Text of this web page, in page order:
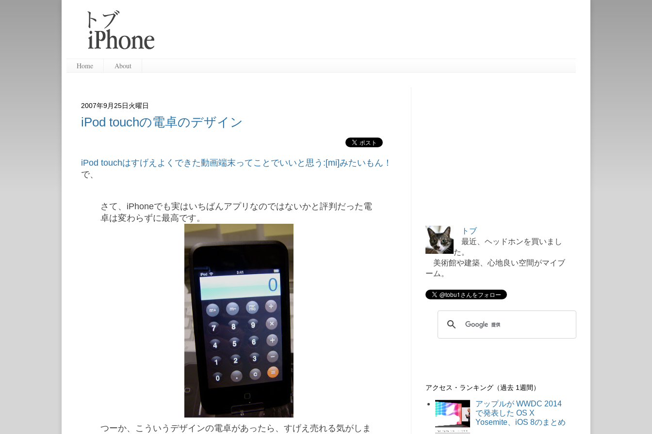
Home About
2007年9月25日火曜日
iPod touchの電卓のデザイン
iPod touchはすげえよくできた動画端末ってことでいいと思う:[mi]みたいもん！
で、
さて、iPhoneでも実はいちばんアプリなのではないかと評判だった電
卓は変わらずに最高です。
つーか、こういうデザインの電卓があったら、すげえ売れる気がしま
トブ
最近、ヘッドホンを買いまし
た。
美術館や建築、心地良い空間がマイブ
ーム。
アクセス・ランキング（過去 1週間）
アップルが WWDC 2014
で発表した OS X
Yosemite、iOS 8のまとめ